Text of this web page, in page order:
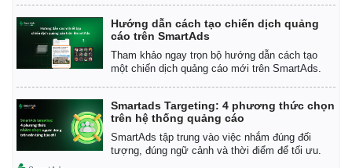
Hướng dẫn cách tạo chiến dịch quảng
cáo trên SmartAds
Tham khảo ngay trọn bộ hướng dẫn cách tạo
một chiến dịch quảng cáo mới trên SmartAds.
Smartads Targeting: 4 phương thức chọn
trên hệ thống quảng cáo
SmartAds tập trung vào việc nhắm đúng đối
tượng, đúng ngữ cảnh và thời điểm để tối ưu.